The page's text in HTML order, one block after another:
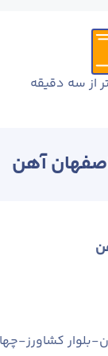
از سه دقیقه
آهن
بلوار کشاورز-